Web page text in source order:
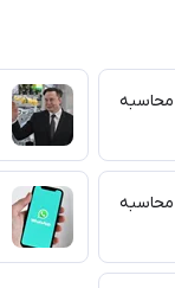
محاسبه
محاسبه